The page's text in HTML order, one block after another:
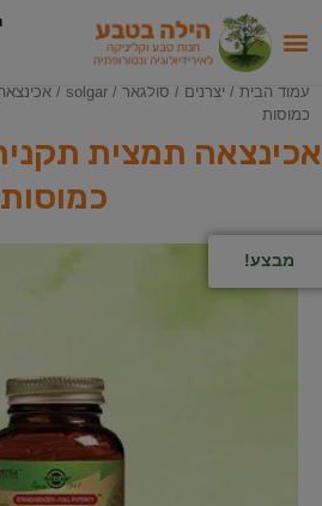
עמוד הבית / יצרנים / סולגאר / solgar
כמוסות
כמוסות
מבצע!